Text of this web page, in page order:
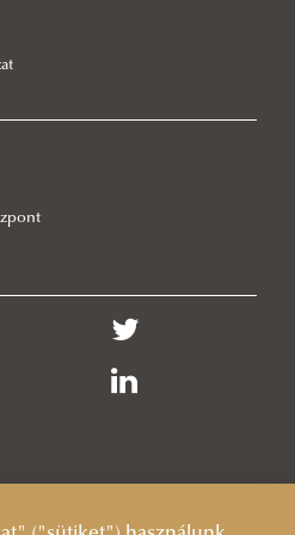
Labdarúgó Bajnokság
ösztöndíjpályázat!